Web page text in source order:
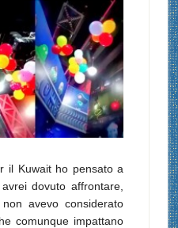
il Kuwait ho pensato a
dovuto affrontare,
avevo considerato
comunque impattano